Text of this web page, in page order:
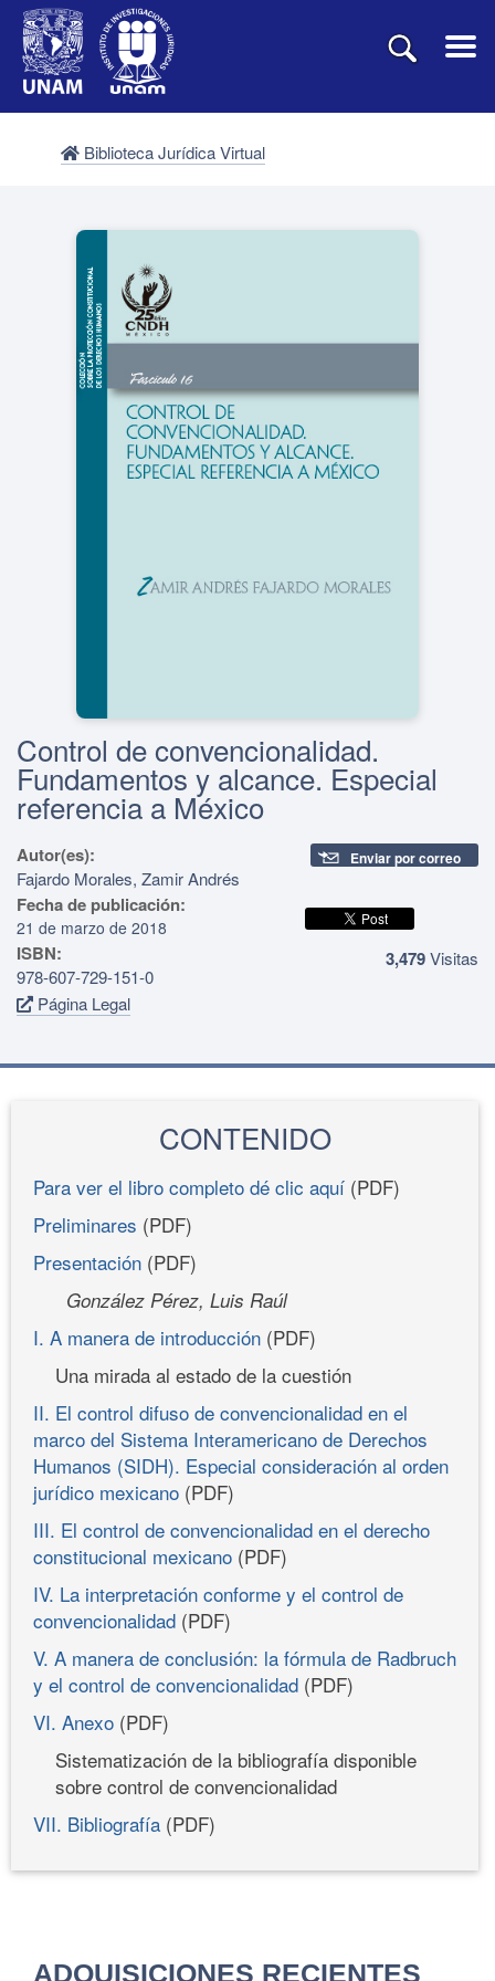
Biblioteca Jurídica Virtual
Control de convencionalidad.
Fundamentos y alcance. Especial
referencia a México
Autor(es):
Fajardo Morales, Zamir Andrés
Fecha de publicación:
21 de marzo de 2018
ISBN:
978-607-729-151-0
Página Legal
Enviar por correo
3,479Visitas
CONTENIDO
Para ver el libro completo dé clic aquí (PDF)
Preliminares (PDF)
Presentación (PDF)
González Pérez, Luis Raúl
I. A manera de introducción (PDF)
Una mirada al estado de la cuestión
II. El control difuso de convencionalidad en el
marco del Sistema Interamericano de Derechos
Humanos (SIDH). Especial consideración al orden
jurídico mexicano (PDF)
III. El control de convencionalidad en el derecho
constitucional mexicano (PDF)
IV. La interpretación conforme y el control de
convencionalidad (PDF)
V. A manera de conclusión: la fórmula de Radbruch
y el control de convencionalidad (PDF)
VI. Anexo (PDF)
Sistematización de la bibliografía disponible
sobre control de convencionalidad
VII. Bibliografía (PDF)
ADQUISICIONES RECIENTES